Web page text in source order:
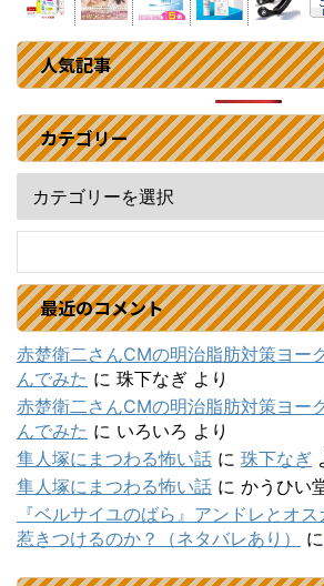
人気記事
カテゴリー
最近のコメント
赤楚衛二さんCMの明治脂肪対策ヨー
んでみた に 珠下なぎ より
赤楚衛二さんCMの明治脂肪対策ヨー
んでみた に いろいろ より
隼人塚にまつわる怖い話 に 珠下なぎ
隼人塚にまつわる怖い話 に かうひい
『ベルサイユのばら』アンドレとオ
惹きつけるのか？（ネタバレあり）
に